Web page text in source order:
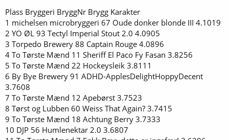
Plass Bryggeri BryggNr Brygg Karakter
1 michelsen microbryggeri 67 Oude donker blonde III 4.1019
2 YO ØL 93 Tectyl Imperial Stout 2.0 4.0905
3 Torpedo Brewery 88 Captain Rouge 4.0896
4 To Tørste Mænd 11 Sheriff El Paco Fy Fasan 3.8256
5 To Tørste Mænd 22 Hockeysleik 3.8111
6 By Bye Brewery 91 ADHD-ApplesDelightHoppyDecent
3.7608
7 To Tørste Mænd 12 Apebørst 3.7523
8 Tørst og Lubben 60 Weiss That Again? 3.7415
9 To Tørste Mænd 18 Achtung Berry 3.7333
10 DJP 56 Humlenektar 2.0 3.6807